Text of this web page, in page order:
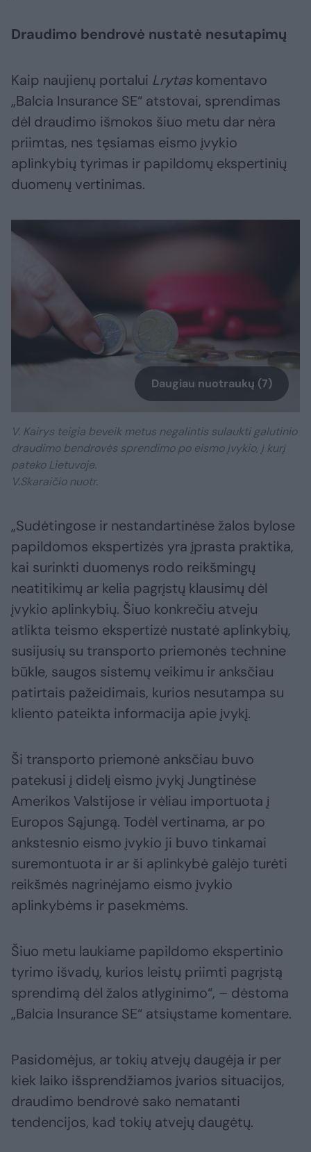
Draudimo bendrovė nustatė nesutapimų
Kaip naujienų portalui Lrytaskomentavo
„Balcia Insurance SE“ atstovai, sprendimas
dėl draudimo išmokos šiuo metu dar nėra
priimtas, nes tęsiamas eismo įvykio
aplinkybių tyrimas ir papildomų ekspertinių
duomenų vertinimas.
Daugiau nuotraukų (7)
V. Kairys teigia beveik metus negalintis sulaukti galutinio
draudimo bendrovės sprendimo po eismo įvykio, į kurį
pateko Lietuvoje.
V.Skaraičio nuotr.
„Sudėtingose ir nestandartinėse žalos bylose
papildomos ekspertizės yra įprasta praktika,
kai surinkti duomenys rodo reikšmingų
neatitikimų ar kelia pagrįstų klausimų dėl
įvykio aplinkybių. Šiuo konkrečiu atveju
atlikta teismo ekspertizė nustatė aplinkybių,
susijusių su transporto priemonės technine
būkle, saugos sistemų veikimu ir anksčiau
patirtais pažeidimais, kurios nesutampa su
kliento pateikta informacija apie įvykį.
Ši transporto priemonė anksčiau buvo
patekusi į didelį eismo įvykį Jungtinėse
Amerikos Valstijose ir vėliau importuota į
Europos Sąjungą. Todėl vertinama, ar po
ankstesnio eismo įvykio ji buvo tinkamai
suremontuota ir ar ši aplinkybė galėjo turėti
reikšmės nagrinėjamo eismo įvykio
aplinkybėms ir pasekmėms.
Šiuo metu laukiame papildomo ekspertinio
tyrimo išvadų, kurios leistų priimti pagrįstą
sprendimą dėl žalos atlyginimo“, – dėstoma
„Balcia Insurance SE“ atsiųstame komentare.
Pasidomėjus, ar tokių atvejų daugėja ir per
kiek laiko išsprendžiamos įvarios situacijos,
draudimo bendrovė sako nematanti
tendencijos, kad tokių atvejų daugėtų.